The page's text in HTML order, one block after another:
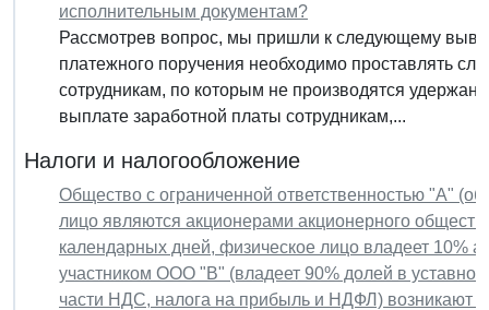
исполнительным документам?
Рассмотрев вопрос, мы пришли к следующему
платежного поручения необходимо проставлять
сотрудникам, по которым не производятся
выплате заработной платы сотрудникам,...
Налоги и налогообложение
Общество с ограниченной ответственностью "А"
лицо являются акционерами акционерного
календарных дней, физическое лицо владеет 10%
участником ООО "В" (владеет 90% долей в
части НДС, налога на прибыль и НДФЛ) возникают